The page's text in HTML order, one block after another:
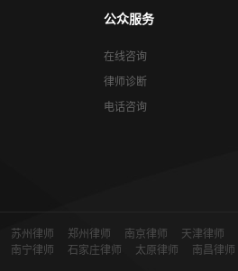
公众服务
在线咨询
律师诊断
电话咨询
苏州律师 郑州律师 南京律师 天津律师
南宁律师 石家庄律师 太原律师 南昌律师